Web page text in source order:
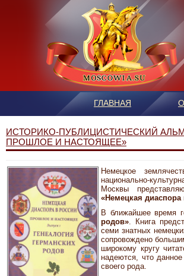
ГЛАВНАЯ
ИСТОРИКО-ПУБЛИЦИСТИЧЕСКИЙ
ПРОШЛОЕ И НАСТОЯЩЕЕ»
Немецкое
национально-
Москвы
«Немецкая
В ближайшее время
родов». Книга
семи знатных
сопровождено
широкому кругу
надеются, что данное
своего рода.